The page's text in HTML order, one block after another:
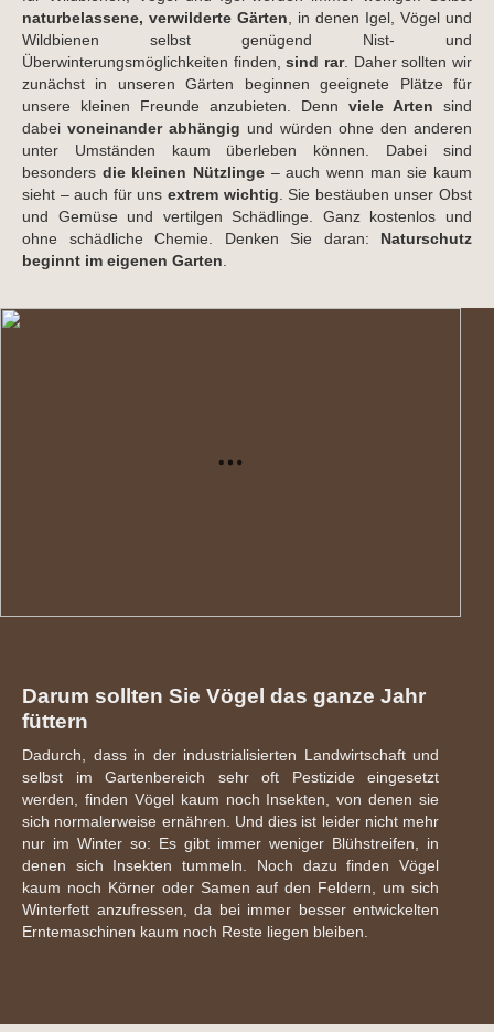
naturbelassene, verwilderte Gärten , in denen Igel, Vögel und
Wildbienen selbst genügend Nist- und
Überwinterungsmöglichkeiten finden,sind rar. Daher sollten wir
zunächst in unseren Gärten beginnen geeignete Plätze für
unsere kleinen Freunde anzubieten. Denn viele Arten sind
dabei voneinander abhängig und würden ohne den anderen
unter Umständen kaum überleben können. Dabei sind
besonders die kleinen Nützlinge – auch wenn man sie kaum
sieht – auch für uns extrem wichtig . Sie bestäuben unser Obst
und Gemüse und vertilgen Schädlinge. Ganz kostenlos und
ohne schädliche Chemie. Denken Sie daran: Naturschutz
beginnt im eigenen Garten
Darum sollten Sie Vögel das ganze Jahr
füttern
Dadurch, dass in der industrialisierten Landwirtschaft und
selbst im Gartenbereich sehr oft Pestizide eingesetzt
werden, finden Vögel kaum noch Insekten, von denen sie
sich normalerweise ernähren. Und dies ist leider nicht mehr
nur im Winter so: Es gibt immer weniger Blühstreifen, in
denen sich Insekten tummeln. Noch dazu finden Vögel
kaum noch Körner oder Samen auf den Feldern, um sich
Winterfett anzufressen, da bei immer besser entwickelten
Erntemaschinen kaum noch Reste liegen bleiben.